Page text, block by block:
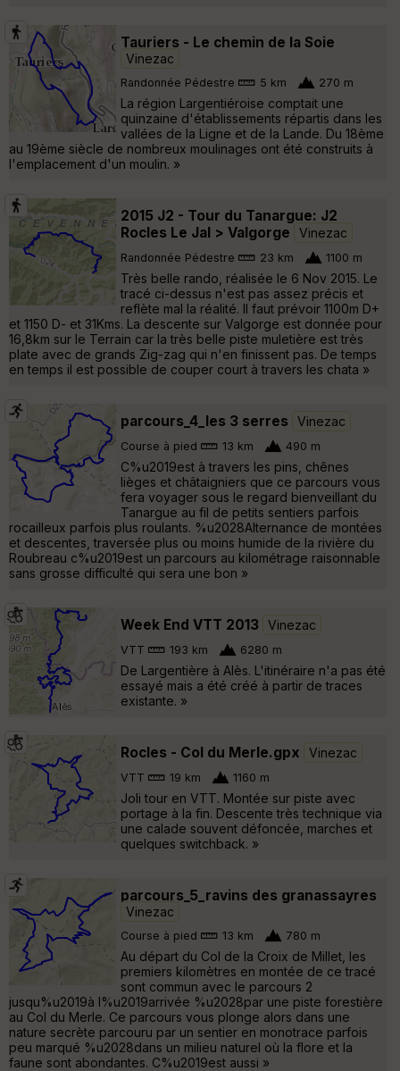
Tauriers - Le chemin de la Soie
Vinezac
Randonnée Pédestre 5 km 270 m
La région Largentiéroise comptait une
quinzaine d'établissements répartis dans les
vallées de la Ligne et de la Lande. Du 18ème
au 19ème siècle de nombreux moulinages ont été construits à
l'emplacement d'un moulin. »
2015 J2 - Tour du Tanargue: J2
Rocles Le Jal > Valgorge
Vinezac
Randonnée Pédestre 23 km 1100 m
Très belle rando, réalisée le 6 Nov 2015. Le
tracé ci-dessus n'est pas assez précis et
reflète mal la réalité. Il faut prévoir 1100m D+
et 1150 D- et 31Kms. La descente sur Valgorge est donnée pour
16,8km sur le Terrain car la très belle piste muletière est très
plate avec de grands Zig-zag qui n'en finissent pas. De temps
en temps il est possible de couper court à travers les chata »
parcours_4_les 3 serres Vinezac
Course à pied 13 km 490 m
C%u2019est à travers les pins, chênes
lièges et châtaigniers que ce parcours vous
fera voyager sous le regard bienveillant du
Tanargue au fil de petits sentiers parfois
rocailleux parfois plus roulants. %u2028Alternance de montées
et descentes, traversée plus ou moins humide de la rivière du
Roubreau c%u2019est un parcours au kilométrage raisonnable
sans grosse difficulté qui sera une bon »
Week End VTT 2013 Vinezac
VTT 193 km 6280 m
De Largentière à Alès. L'itinéraire n'a pas été
essayé mais a été créé à partir de traces
existante. »
Rocles - Col du Merle.gpx Vinezac
VTT 19 km 1160 m
Joli tour en VTT. Montée sur piste avec
portage à la fin. Descente très technique via
une calade souvent défoncée, marches et
quelques switchback. »
parcours_5_ravins des granassayres
Vinezac
Course à pied 13 km 780 m
Au départ du Col de la Croix de Millet, les
premiers kilomètres en montée de ce tracé
sont commun avec le parcours 2
jusqu%u2019à l%u2019arrivée %u2028par une piste forestière
au Col du Merle. Ce parcours vous plonge alors dans une
nature secrète parcouru par un sentier en monotrace parfois
peu marqué %u2028dans un milieu naturel où la flore et la
faune sont abondantes. C%u2019est aussi »